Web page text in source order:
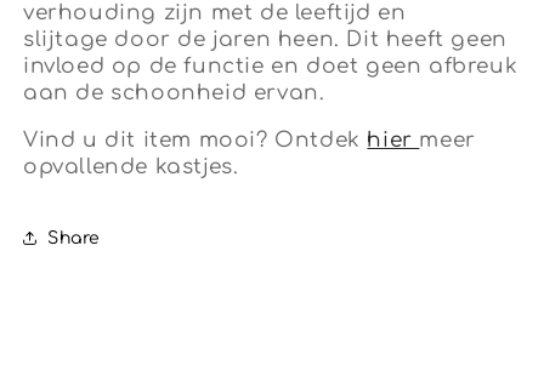
verhouding zijn met de leeftijd en
slijtage door de jaren heen. Dit heeft geen
invloed op de functie en doet geen afbreuk
aan de schoonheid ervan.
Vind u dit item mooi? Ontdek hier meer
opvallende kastjes.
Share